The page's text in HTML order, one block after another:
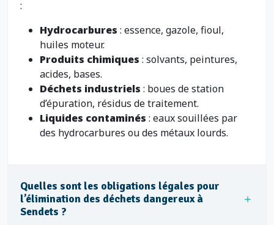
:
Hydrocarbures : essence, gazole, fioul,
huiles moteur.
Produits chimiques : solvants, peintures,
acides, bases.
Déchets industriels : boues de station
d’épuration, résidus de traitement.
Liquides contaminés : eaux souillées par
des hydrocarbures ou des métaux lourds.
Quelles sont les obligations légales pour
l’élimination des déchets dangereux à
Sendets ?